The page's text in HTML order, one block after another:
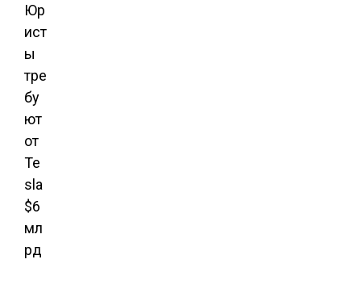
Юр
ист
ы
тре
бу
ют
от
Te
sla
$6
мл
рд